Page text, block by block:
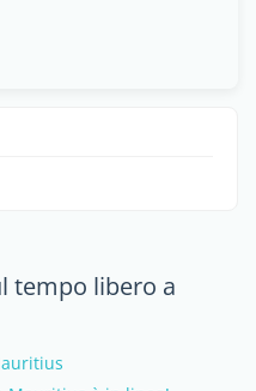
tempo libero a